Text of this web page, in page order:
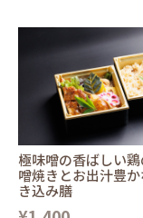
極味噌の香ばしい
噌焼きとお出汁豊
き込み膳